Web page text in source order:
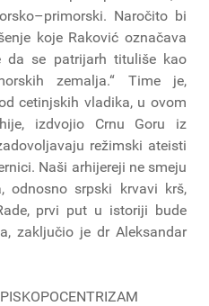
Naročito bi
koje Raković označava
da se patrijarh tituliše kao
zemalja.“ Time je,
cetinjskih vladika, u ovom
izdvojio Crnu Goru iz
režimski ateisti
Naši arhijereji ne smeju
odnosno srpski krvavi krš,
prvi put u istoriji bude
zaključio je dr Aleksandar